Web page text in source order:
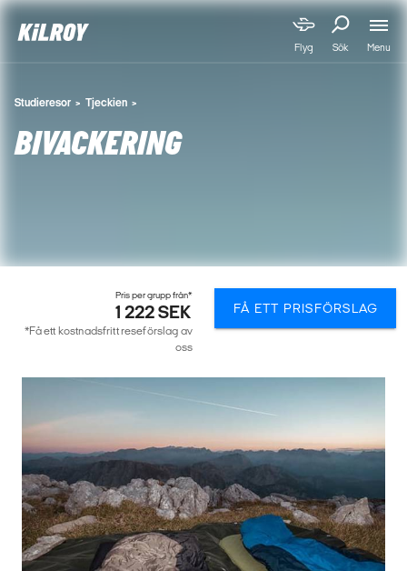
Flyg Sök Menu
Studieresor Tjeckien
BIVACKERING
Pris per grupp från*
1 222 SEK
*Få ett kostnadsfritt reseförslag av
oss
FÅ ETT PRISFÖRSLAG